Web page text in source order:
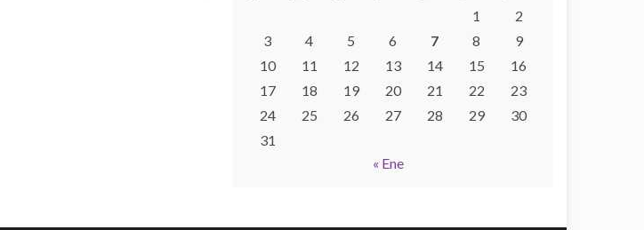
1
2
3
4 5 6 7 8
9
10
11 12 13 14 15
16
17
18 19 20 21 22
23
24
25 26 27 28 29
30
31
« Ene